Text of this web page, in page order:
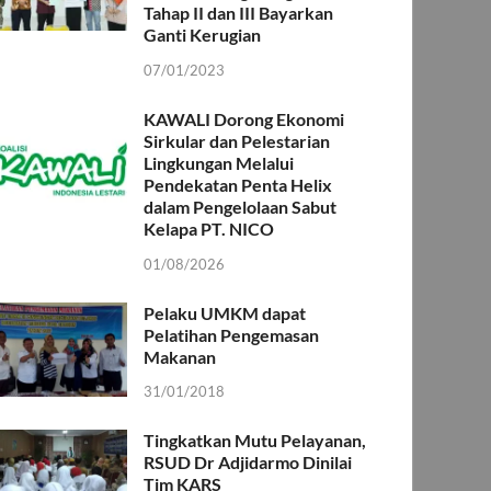
Tahap II dan III Bayarkan
Ganti Kerugian
07/01/2023
KAWALI Dorong Ekonomi
Sirkular dan Pelestarian
Lingkungan Melalui
Pendekatan Penta Helix
dalam Pengelolaan Sabut
Kelapa PT. NICO
01/08/2026
Pelaku UMKM dapat
Pelatihan Pengemasan
Makanan
31/01/2018
Tingkatkan Mutu Pelayanan,
RSUD Dr Adjidarmo Dinilai
Tim KARS